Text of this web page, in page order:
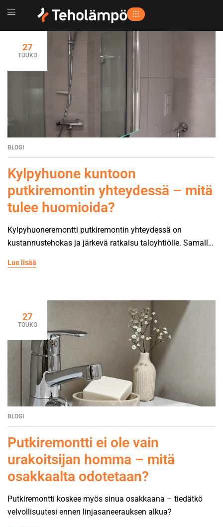
27
TOUKO
BLOGI
Kylpyhuone kuntoon
putkiremontin yhteydessä – mitä
tulee huomioida?
Kylpyhuoneremontti putkiremontin yhteydessä on
kustannustehokas ja järkevä ratkaisu taloyhtiölle. Samalla
pintoja avataan vain kerran. Märkätilojen uusiminen
Kylpyhuoneen uusiminen linjasaneerauksen yhteydessä on
taloudellisesti järkevää, koska kustannustehokkuus
paranee huomattavasti. Kun pintoja joudutaan joka
tapauksessa avaamaan putkiremontin vuoksi,
kylpyhuoneen kokonaisuudistus tulee edullisemmaksi kuin
myöhemmin erikseen tehtävä remontti. Märkätilojen kunto
vaikuttaa suoraan kiinteistön arvoon ja turvallisuuteen.
Vanhat kylpyhuoneet voivat sisältää kosteusvaurioita,
kylpyhuoneremontti samalla kertaa varmistaa, että kaikki
kosteusongelmat korjataan asianmukaisesti. Ajoituksen
merkitys on keskeinen osakkaan tyytyväisyyden kannalta.
[…]
Lue lisää
27
TOUKO
BLOGI
Putkiremontti ei ole vain
urakoitsijan homma – mitä
osakkaalta odotetaan?
Putkiremontti koskee myös sinua osakkaana – tiedätkö
velvollisuutesi ennen linjasaneerauksen alkua?